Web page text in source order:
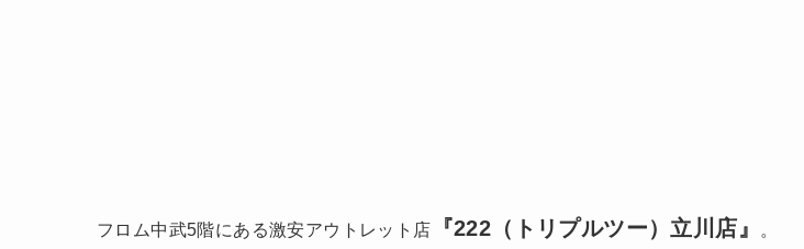
フロム中武5階にある激安アウトレット店 『222（トリプルツー）立川店』 。